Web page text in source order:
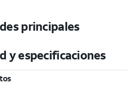
principales
y especificaciones